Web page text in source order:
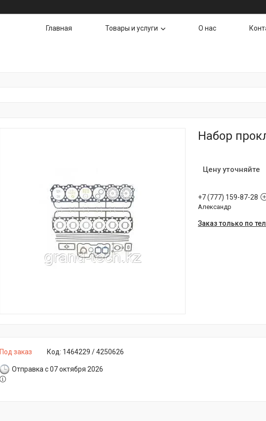
Главная Товары и услуги О нас
Набор
Цену уточняйте
+7 (777) 159-87-28
Александр
Заказ только по
Под заказ Код: 1464229 / 4250626
Отправка с 07 октября 2026